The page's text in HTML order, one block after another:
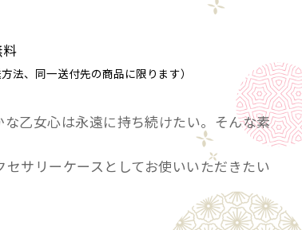
法、同一送付先の商品に限ります）
な乙女心は永遠に持ち続けたい。そんな素
サリーケースとしてお使いいただきたい